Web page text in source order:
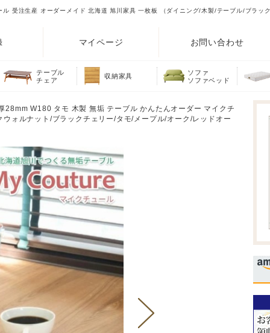
受注生産 オーダーメイド 北海道 旭川家具 一枚板 （ダイニング/木製/テーブル/ブラック
マイページ お問い合わせ
テーブル
チェア
収納家具
ソファ
ソファベッド
28mm W180 タモ 木製 無垢 テーブル かんたんオーダー マイクチ
ォルナット/ブラックチェリー/タモ/メープル/オーク/レッドオー